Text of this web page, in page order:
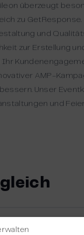
überzeugt
zu GetResponse.
und
zur Erstellung
AMP-
Unser
und